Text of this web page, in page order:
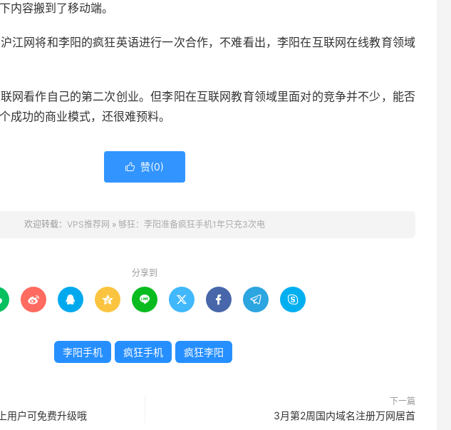
内容搬到了移动端。
江网将和李阳的疯狂英语进行一次合作，不难看出，李阳在互联网在线教育领域
网看作自己的第二次创业。但李阳在互联网教育领域里面对的竞争并不少，能否
成功的商业模式，还很难预料。
 赞(0)
欢迎转载： VPS推荐网 » 够狂：李阳准备疯狂手机1年只充3次电
分享到
       
李阳手机 疯狂手机 疯狂李阳
用户可免费升级哦
下一篇
3月第2周国内域名注册万网居首